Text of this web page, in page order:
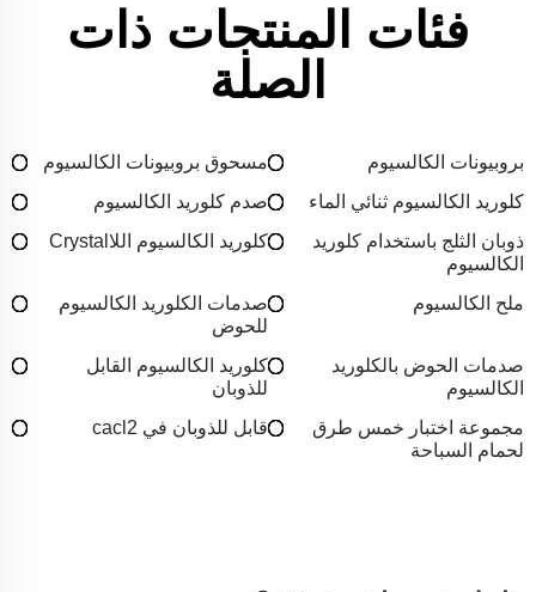
فئات المنتجات ذات
الصلة
بروبيونات الكالسيوم
مسحوق بروبيونات الكالسيوم
كلوريد الكالسيوم ثنائي الماء
صدم كلوريد الكالسيوم
ذوبان الثلج باستخدام كلوريد
الكالسيوم
كلوريد الكالسيوم اللاCrystal
ملح الكالسيوم
صدمات الكلوريد الكالسيوم
للحوض
صدمات الحوض بالكلوريد
الكالسيوم
كلوريد الكالسيوم القابل
للذوبان
مجموعة اختبار خمس طرق
لحمام السباحة
قابل للذوبان في cacl2